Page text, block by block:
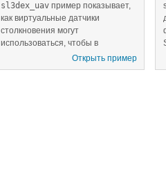
sl3dex_uav пример показывает,
как виртуальные датчики
столкновения могут
использоваться, чтобы в
интерактивном режиме управлять
симуляцией и изменить внешний
Открыть пример